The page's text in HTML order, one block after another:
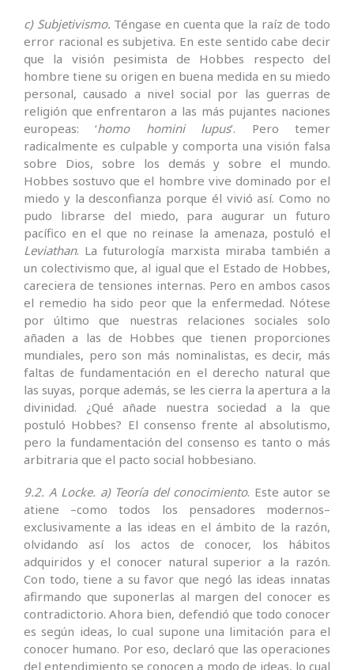
c) Subjetivismo. Téngase en cuenta que la raíz de todo
error racional es subjetiva. En este sentido cabe decir
que la visión pesimista de Hobbes respecto del
hombre tiene su origen en buena medida en su miedo
personal, causado a nivel social por las guerras de
religión que enfrentaron a las más pujantes naciones
europeas: ‘homo homini lupus’. Pero temer
radicalmente es culpable y comporta una visión falsa
sobre Dios, sobre los demás y sobre el mundo.
Hobbes sostuvo que el hombre vive dominado por el
miedo y la desconfianza porque él vivió así. Como no
pudo librarse del miedo, para augurar un futuro
pacífico en el que no reinase la amenaza, postuló el
Leviathan. La futurología marxista miraba también a
un colectivismo que, al igual que el Estado de Hobbes,
careciera de tensiones internas. Pero en ambos casos
el remedio ha sido peor que la enfermedad. Nótese
por último que nuestras relaciones sociales solo
añaden a las de Hobbes que tienen proporciones
mundiales, pero son más nominalistas, es decir, más
faltas de fundamentación en el derecho natural que
las suyas, porque además, se les cierra la apertura a la
divinidad. ¿Qué añade nuestra sociedad a la que
postuló Hobbes? El consenso frente al absolutismo,
pero la fundamentación del consenso es tanto o más
arbitraria que el pacto social hobbesiano.
9.2. A Locke. a) Teoría del conocimiento. Este autor se
atiene –como todos los pensadores modernos–
exclusivamente a las ideas en el ámbito de la razón,
olvidando así los actos de conocer, los hábitos
adquiridos y el conocer natural superior a la razón.
Con todo, tiene a su favor que negó las ideas innatas
afirmando que suponerlas al margen del conocer es
contradictorio. Ahora bien, defendió que todo conocer
es según ideas, lo cual supone una limitación para el
conocer humano. Por eso, declaró que las operaciones
del entendimiento se conocen a modo de ideas, lo cual